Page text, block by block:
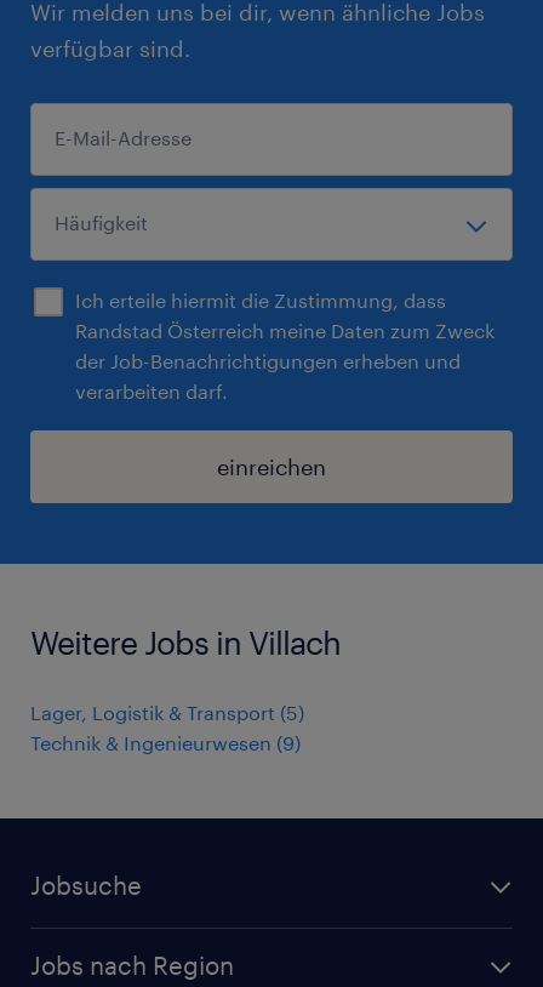
Wir melden uns bei dir, wenn ähnliche Jobs
verfügbar sind.
Ich erteile hiermit die Zustimmung, dass
Randstad Österreich meine Daten zum Zweck
der Job-Benachrichtigungen erheben und
verarbeiten darf.
einreichen
Weitere Jobs in Villach
Lager, Logistik & Transport (5)
Technik & Ingenieurwesen (9)
Jobsuche
Jobs nach Region